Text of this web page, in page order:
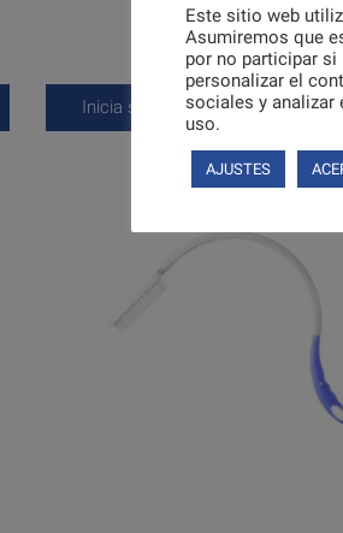
Inicia sesión para comprar
Este sitio web
Asumiremos que
por no participar si
personalizar el
sociales y analizar
uso.
AJUSTES